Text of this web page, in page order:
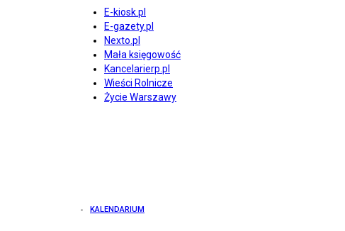
E-kiosk.pl
E-gazety.pl
Nexto.pl
Mała księgowość
Kancelarierp.pl
Wieści Rolnicze
Życie Warszawy
KALENDARIUM